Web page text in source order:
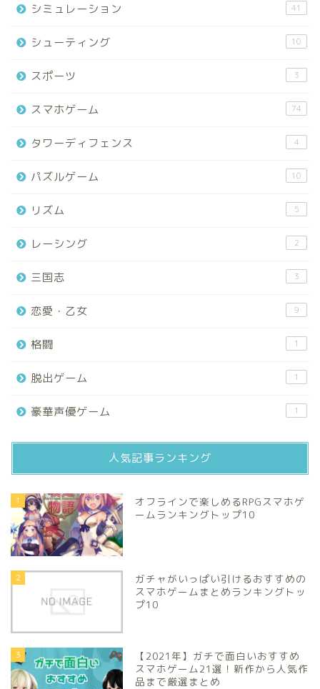
シミュレーション 41
シューティング 10
スポーツ 3
スマホゲーム 74
タワーディフェンス 4
パズルゲーム 10
リズム 5
レーシング 2
三国志 3
恋愛・乙女 9
格闘 1
脱出ゲーム 1
豪華声優ゲーム 1
人気記事ランキング
1
オフラインで楽しめるRPGスマホゲ
ームランキングトップ10
2
ガチャがいっぱい引けるおすすめの
スマホゲームまとめランキングトッ
プ10
3
【2021年】ガチで面白いおすすめ
スマホゲーム21選！新作から人気作
品まで厳選まとめ